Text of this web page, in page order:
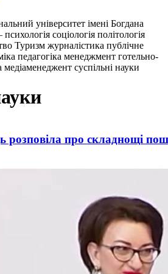
університет імені Богдана
соціологія політологія
Туризм журналістика публічне
педагогіка менеджмент готельно-
медіаменеджент суспільні науки
розповіла про складнощі